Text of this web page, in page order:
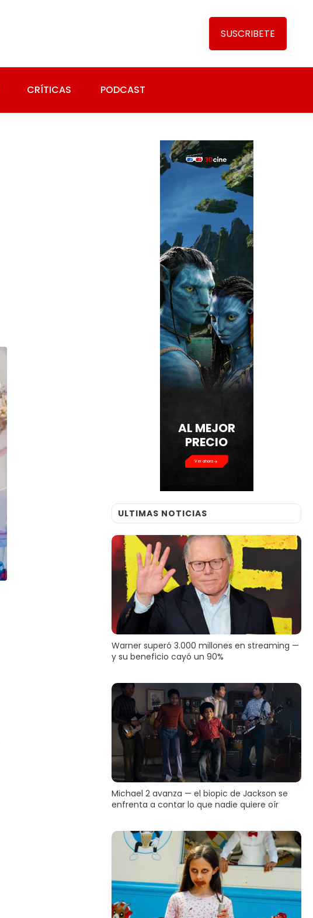
SUSCRIBETE
CRÍTICAS PODCAST
AL MEJOR
PRECIO
Ver ahora
ULTIMAS NOTICIAS
Warner superó 3.000 millones en streaming —
y su beneficio cayó un 90%
Michael 2 avanza — el biopic de Jackson se
enfrenta a contar lo que nadie quiere oír